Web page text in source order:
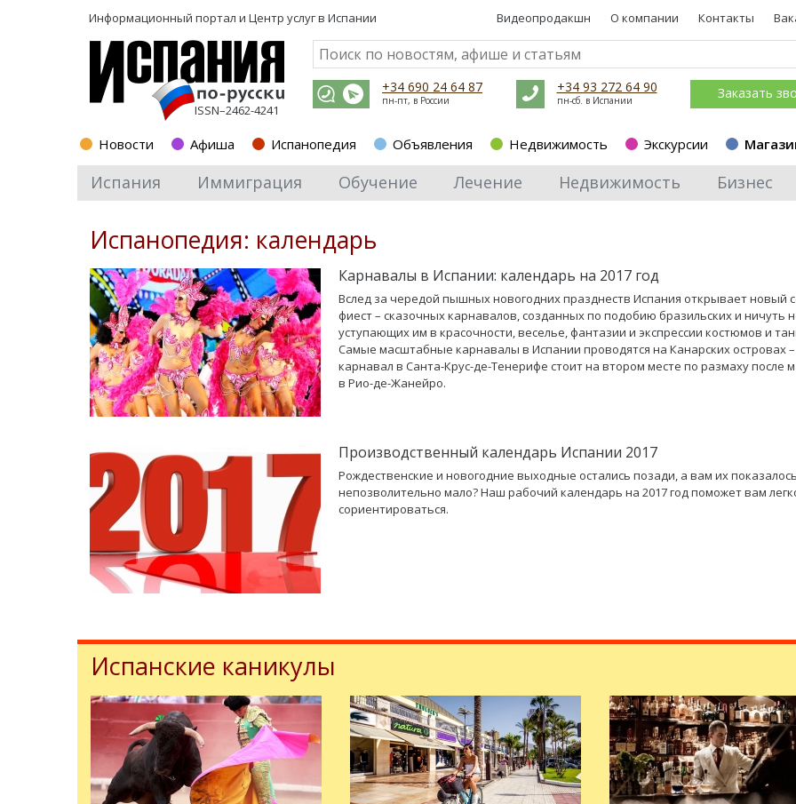
Информационный портал и Центр услуг в Испании Видеопродакшн О компании Контакты
ISSN–2462-4241
+34 690 24 64 87
пн-пт, в России
+34 93 272 64 90
пн-сб. в Испании Заказать
Новости Афиша Испанопедия Объявления Недвижимость Экскурсии
Испания Иммиграция Обучение Лечение Недвижимость Бизнес
Испанопедия: календарь
Карнавалы в Испании: календарь на 2017 год
Вслед за чередой пышных новогодних празднеств Испания открывает новый
фиест – сказочных карнавалов, созданных по подобию бразильских и ничуть
уступающих им в красочности, веселье, фантазии и экспрессии костюмов и
Самые масштабные карнавалы в Испании проводятся на Канарских островах –
карнавал в Санта-Крус-де-Тенерифе стоит на втором месте по размаху после
в Рио-де-Жанейро.
Производственный календарь Испании 2017
Рождественские и новогодние выходные остались позади, а вам их
непозволительно мало? Наш рабочий календарь на 2017 год поможет вам
сориентироваться.
Испанские каникулы